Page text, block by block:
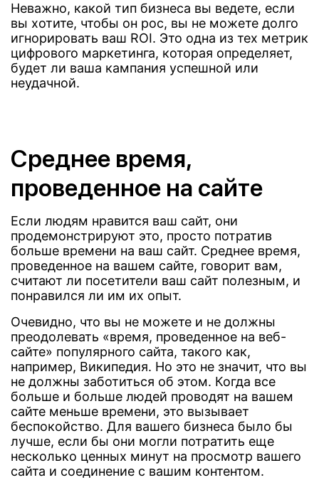
Неважно, какой тип бизнеса вы ведете, если
вы хотите, чтобы он рос, вы не можете долго
игнорировать ваш ROI. Это одна из тех метрик
цифрового маркетинга, которая определяет,
будет ли ваша кампания успешной или
неудачной.
Среднее время,
проведенное на сайте
Если людям нравится ваш сайт, они
продемонстрируют это, просто потратив
больше времени на ваш сайт. Среднее время,
проведенное на вашем сайте, говорит вам,
считают ли посетители ваш сайт полезным, и
понравился ли им их опыт.
Очевидно, что вы не можете и не должны
преодолевать «время, проведенное на веб-
сайте» популярного сайта, такого как,
например, Википедия. Но это не значит, что вы
не должны заботиться об этом. Когда все
больше и больше людей проводят на вашем
сайте меньше времени, это вызывает
беспокойство. Для вашего бизнеса было бы
лучше, если бы они могли потратить еще
несколько ценных минут на просмотр вашего
сайта и соединение с вашим контентом.